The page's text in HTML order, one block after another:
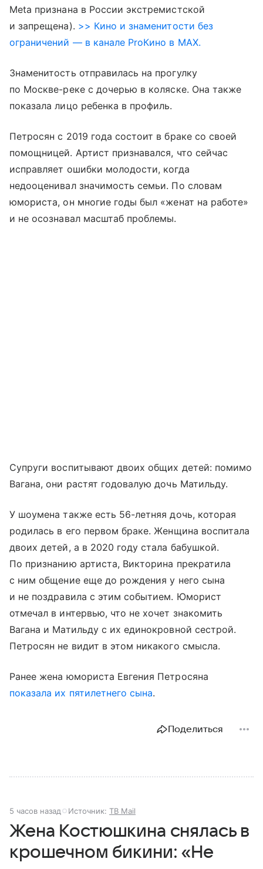
Meta признана в России экстремистской
и запрещена). >> Кино и знаменитости без
ограничений — в канале ProКино в MAX.
Знаменитость отправилась на прогулку
по Москве-реке с дочерью в коляске. Она также
показала лицо ребенка в профиль.
Петросян с 2019 года состоит в браке со своей
помощницей. Артист признавался, что сейчас
исправляет ошибки молодости, когда
недооценивал значимость семьи. По словам
юмориста, он многие годы был «женат на работе»
и не осознавал масштаб проблемы.
Супруги воспитывают двоих общих детей: помимо
Вагана, они растят годовалую дочь Матильду.
У шоумена также есть 56-летняя дочь, которая
родилась в его первом браке. Женщина воспитала
двоих детей, а в 2020 году стала бабушкой.
По признанию артиста, Викторина прекратила
с ним общение еще до рождения у него сына
и не поздравила с этим событием. Юморист
отмечал в интервью, что не хочет знакомить
Вагана и Матильду с их единокровной сестрой.
Петросян не видит в этом никакого смысла.
Ранее жена юмориста Евгения Петросяна
показала их пятилетнего сына.
Поделиться
5 часов назад Источник: ТВ Mail
Жена Костюшкина снялась в
крошечном бикини: «Не